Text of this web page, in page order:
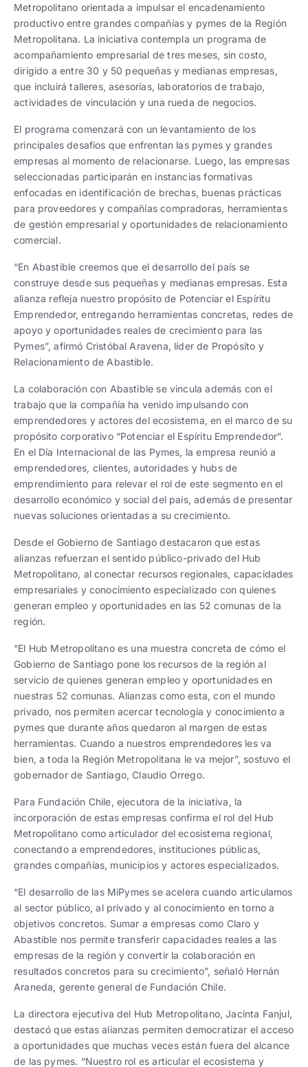
Metropolitano orientada a impulsar el encadenamiento
productivo entre grandes compañías y pymes de la Región
Metropolitana. La iniciativa contempla un programa de
acompañamiento empresarial de tres meses, sin costo,
dirigido a entre 30 y 50 pequeñas y medianas empresas,
que incluirá talleres, asesorías, laboratorios de trabajo,
actividades de vinculación y una rueda de negocios.
El programa comenzará con un levantamiento de los
principales desafíos que enfrentan las pymes y grandes
empresas al momento de relacionarse. Luego, las empresas
seleccionadas participarán en instancias formativas
enfocadas en identificación de brechas, buenas prácticas
para proveedores y compañías compradoras, herramientas
de gestión empresarial y oportunidades de relacionamiento
comercial.
“En Abastible creemos que el desarrollo del país se
construye desde sus pequeñas y medianas empresas. Esta
alianza refleja nuestro propósito de Potenciar el Espíritu
Emprendedor, entregando herramientas concretas, redes de
apoyo y oportunidades reales de crecimiento para las
Pymes”, afirmó Cristóbal Aravena, líder de Propósito y
Relacionamiento de Abastible.
La colaboración con Abastible se vincula además con el
trabajo que la compañía ha venido impulsando con
emprendedores y actores del ecosistema, en el marco de su
propósito corporativo “Potenciar el Espíritu Emprendedor”.
En el Día Internacional de las Pymes, la empresa reunió a
emprendedores, clientes, autoridades y hubs de
emprendimiento para relevar el rol de este segmento en el
desarrollo económico y social del país, además de presentar
nuevas soluciones orientadas a su crecimiento.
Desde el Gobierno de Santiago destacaron que estas
alianzas refuerzan el sentido público-privado del Hub
Metropolitano, al conectar recursos regionales, capacidades
empresariales y conocimiento especializado con quienes
generan empleo y oportunidades en las 52 comunas de la
región.
“El Hub Metropolitano es una muestra concreta de cómo el
Gobierno de Santiago pone los recursos de la región al
servicio de quienes generan empleo y oportunidades en
nuestras 52 comunas. Alianzas como esta, con el mundo
privado, nos permiten acercar tecnología y conocimiento a
pymes que durante años quedaron al margen de estas
herramientas. Cuando a nuestros emprendedores les va
bien, a toda la Región Metropolitana le va mejor”, sostuvo el
gobernador de Santiago, Claudio Orrego.
Para Fundación Chile, ejecutora de la iniciativa, la
incorporación de estas empresas confirma el rol del Hub
Metropolitano como articulador del ecosistema regional,
conectando a emprendedores, instituciones públicas,
grandes compañías, municipios y actores especializados.
“El desarrollo de las MiPymes se acelera cuando articulamos
al sector público, al privado y al conocimiento en torno a
objetivos concretos. Sumar a empresas como Claro y
Abastible nos permite transferir capacidades reales a las
empresas de la región y convertir la colaboración en
resultados concretos para su crecimiento”, señaló Hernán
Araneda, gerente general de Fundación Chile.
La directora ejecutiva del Hub Metropolitano, Jacinta Fanjul,
destacó que estas alianzas permiten democratizar el acceso
a oportunidades que muchas veces están fuera del alcance
de las pymes. “Nuestro rol es articular el ecosistema y